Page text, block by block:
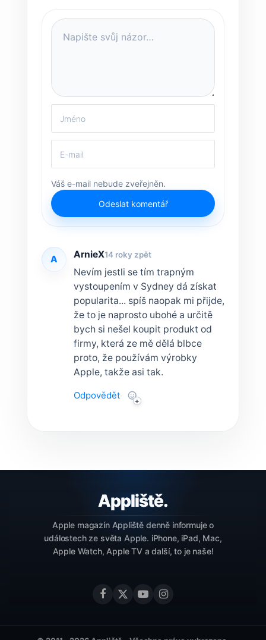
Váš e-mail nebude zveřejněn.
Odeslat komentář
A ArnieX14 roky zpět
Nevím jestli se tím trapným
vystoupením v Sydney dá získat
popularita... spíš naopak mi přijde,
že to je naprosto ubohé a určitě
bych si nešel koupit produkt od
firmy, která ze mě dělá blbce
proto, že používám výrobky
Apple, takže asi tak.
Odpovědět·
Apple magazín Appliště denně informuje o
událostech ze světa Apple. iPhone, iPad, Mac,
Apple Watch, Apple TV a další, to je naše!